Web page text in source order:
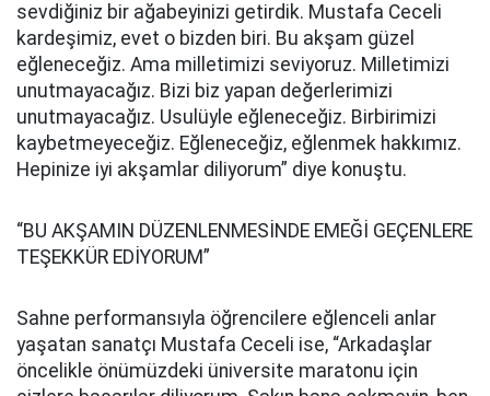
sevdiğiniz bir ağabeyinizi getirdik. Mustafa Ceceli
kardeşimiz, evet o bizden biri. Bu akşam güzel
eğleneceğiz. Ama milletimizi seviyoruz. Milletimizi
unutmayacağız. Bizi biz yapan değerlerimizi
unutmayacağız. Usulüyle eğleneceğiz. Birbirimizi
kaybetmeyeceğiz. Eğleneceğiz, eğlenmek hakkımız.
Hepinize iyi akşamlar diliyorum” diye konuştu.
“BU AKŞAMIN DÜZENLENMESİNDE EMEĞİ GEÇENLERE
TEŞEKKÜR EDİYORUM”
Sahne performansıyla öğrencilere eğlenceli anlar
yaşatan sanatçı Mustafa Ceceli ise, “Arkadaşlar
öncelikle önümüzdeki üniversite maratonu için